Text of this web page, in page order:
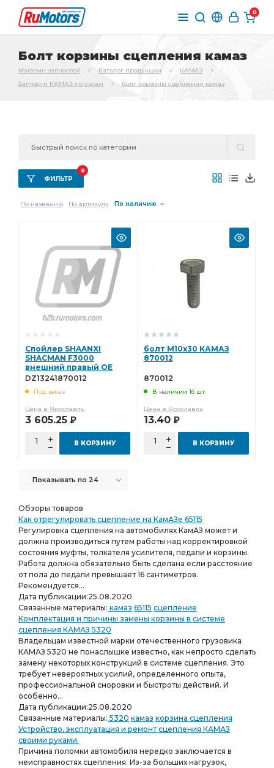
0
Болт корзины сцепления камаз
Магазин запчастей Каталог продукции
КАМАЗ
Запчасти КАМАЗ по узлам
Болт корзины сцепления камаз
ФИЛЬТР
0
По названию По артикулу По наличию
Спойлер SHAANXI
SHACMAN F3000
внешний правый OE
DZ13241870012
DZ13241870012
Под заказ
Цена в Ярославль
3 605.25 Р
В КОРЗИНУ
болт М10х30 КАМАЗ
870012
870012
В наличии 16 шт.
Цена в Ярославль
13.40 Р
В КОРЗИНУ
Показывать по 24
Обзоры товаров
Как отрегулировать сцепление на КамАЗе 65115
Регулировка сцепления на автомобилях КамАЗ может и
должна производиться путем работы над корректировкой
состояния муфты, толкателя усилителя, педали и корзины.
Работа должна обязательно быть сделана если расстояние
от пола до педали превышает 16 сантиметров.
Рекомендуется...
Дата публикации:25.08.2020
Связанные материалы: камаз 65115 сцепление
Комплектация и причины замены корзины в системе
сцепления КАМАЗ 5320
Владельцам известной марки отечественного грузовика
КАМАЗ 5320 не понаслышке известно, как непросто сделать
замену некоторых конструкций в системе сцепления. Это
требует невероятных усилий, определенного опыта,
профессиональной сноровки и быстроты действий. И
особенно...
Дата публикации:25.08.2020
Связанные материалы: 5320 камаз корзина сцепления
Устройство, эксплуатация и ремонт сцепления КАМАЗ
своими руками.
Причина поломки автомобиля нередко заключается в
неисправностях сцепления. Из-за больших нагрузок,